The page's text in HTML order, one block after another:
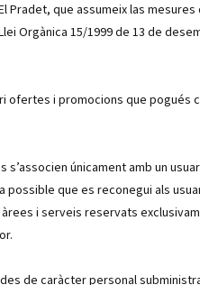
que assumeix las
Orgànica 15/1999 de 13 de
ofertes i promocions que
s’associen únicament amb un
possible que es reconegui als
i serveis reservats
de caràcter personal